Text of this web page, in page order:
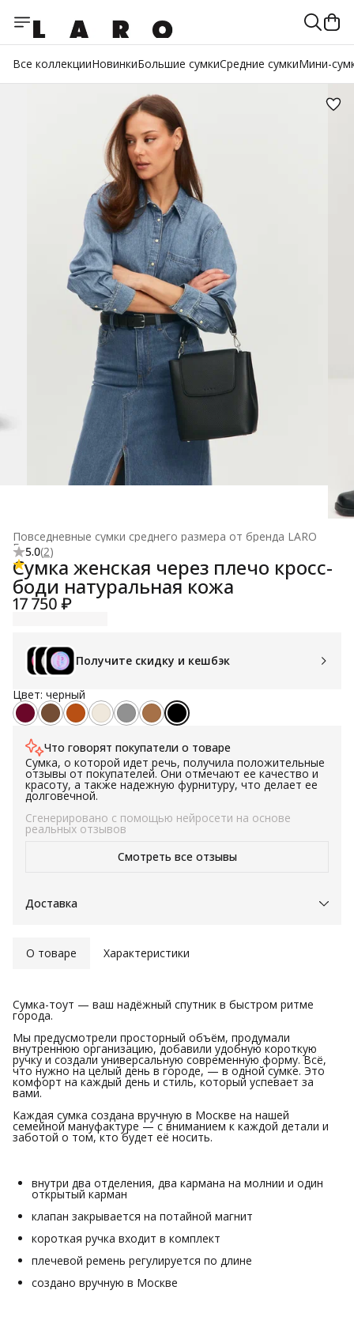
Все коллекцииНовинкиБольшие сумкиСредние сумкиМини-
Повседневные сумки среднего размера от бренда LARO
Главная
5.0(2)
Сумка женская через плечо кросс-
боди натуральная кожа
17 750 ₽
Получите скидку и кешбэк
Цвет: черный
Что говорят покупатели о товаре
Сумка, о которой идет речь, получила положительные
отзывы от покупателей. Они отмечают ее качество и
красоту, а также надежную фурнитуру, что делает ее
долговечной.
В целом, эта сумка может быть хорошим выбором для
тех, кто ценит качество и дизайн.
Сгенерировано с помощью нейросети на основе
реальных отзывов
Смотреть все отзывы
Доставка
О товаре Характеристики
Сумка-тоут — ваш надёжный спутник в быстром ритме
города.
Мы предусмотрели просторный объём, продумали
внутреннюю организацию, добавили удобную короткую
ручку и создали универсальную современную форму. Всё,
что нужно на целый день в городе, — в одной сумке. Это
комфорт на каждый день и стиль, который успевает за
вами.
Каждая сумка создана вручную в Москве на нашей
семейной мануфактуре — с вниманием к каждой детали и
заботой о том, кто будет её носить.
внутри два отделения, два кармана на молнии и один
открытый карман
клапан закрывается на потайной магнит
короткая ручка входит в комплект
плечевой ремень регулируется по длине
создано вручную в Москве